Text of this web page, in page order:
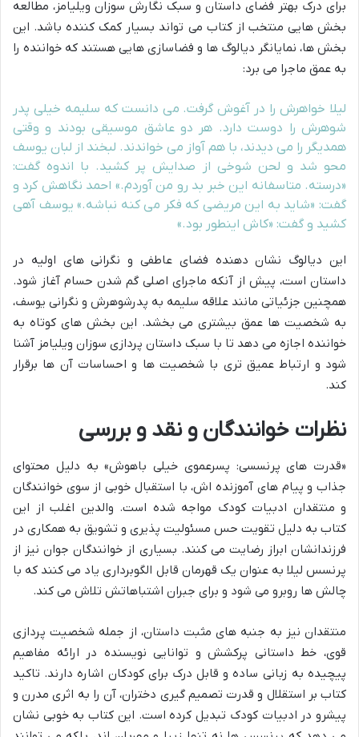
برای درک بهتر فضای داستان و سبک نگارش سوزان ویلیامز، مطالعه
بخش هایی منتخب از کتاب می تواند بسیار کمک کننده باشد. این
بخش ها، نمایانگر دیالوگ ها و فضاسازی هایی هستند که خواننده را
به عمق ماجرا می برد:
لیلا خواهرش را در آغوش گرفت. می دانست که سلیمه خیلی پدر
شوهرش را دوست دارد. هر دو عاشق موسیقی بودند و وقتی
همدیگر را می دیدند، با هم آواز می خواندند. لبخند از لبان یوسف
محو شد و لحن شوخی از صدایش پر کشید. با اندوه گفت:
«درسته. متاسفانه این خبر بد رو من آوردم.» احمد نگاهش کرد و
گفت: «شاید به این مریضی که فکر می کنه نباشه.» یوسف آهی
کشید و گفت: «کاش اینطور بود.»
این دیالوگ نشان دهنده فضای عاطفی و نگرانی های اولیه در
داستان است، پیش از آنکه ماجرای اصلی گم شدن حسام آغاز شود.
همچنین جزئیاتی مانند علاقه سلیمه به پدرشوهرش و نگرانی یوسف،
به شخصیت ها عمق بیشتری می بخشد. این بخش های کوتاه به
خواننده اجازه می دهد تا با سبک داستان پردازی سوزان ویلیامز آشنا
شود و ارتباط عمیق تری با شخصیت ها و احساسات آن ها برقرار
کند.
نظرات خوانندگان و نقد و بررسی
«قدرت های پرنسسی: پسرعموی خیلی باهوش» به دلیل محتوای
جذاب و پیام های آموزنده اش، با استقبال خوبی از سوی خوانندگان
و منتقدان ادبیات کودک مواجه شده است. والدین اغلب از این
کتاب به دلیل تقویت حس مسئولیت پذیری و تشویق به همکاری در
فرزندانشان ابراز رضایت می کنند. بسیاری از خوانندگان جوان نیز از
پرنسس لیلا به عنوان یک قهرمان قابل الگوبرداری یاد می کنند که با
چالش ها روبرو می شود و برای جبران اشتباهاتش تلاش می کند.
منتقدان نیز به جنبه های مثبت داستان، از جمله شخصیت پردازی
قوی، خط داستانی پرکشش و توانایی نویسنده در ارائه مفاهیم
پیچیده به زبانی ساده و قابل درک برای کودکان اشاره دارند. تاکید
کتاب بر استقلال و قدرت تصمیم گیری دختران، آن را به اثری مدرن و
پیشرو در ادبیات کودک تبدیل کرده است. این کتاب به خوبی نشان